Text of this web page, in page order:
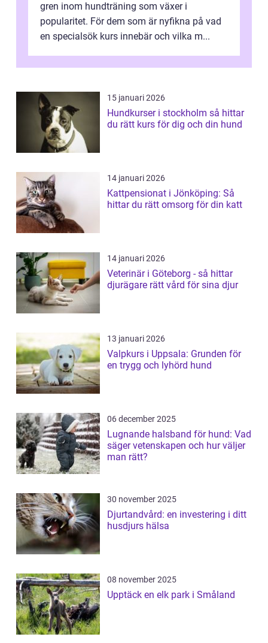
gren inom hundträning som växer i
popularitet. För dem som är nyfikna på vad
en specialsök kurs innebär och vilka m...
15 januari 2026
Hundkurser i stockholm så hittar
du rätt kurs för dig och din hund
14 januari 2026
Kattpensionat i Jönköping: Så
hittar du rätt omsorg för din katt
14 januari 2026
Veterinär i Göteborg - så hittar
djurägare rätt vård för sina djur
13 januari 2026
Valpkurs i Uppsala: Grunden för
en trygg och lyhörd hund
06 december 2025
Lugnande halsband för hund: Vad
säger vetenskapen och hur väljer
man rätt?
30 november 2025
Djurtandvård: en investering i ditt
husdjurs hälsa
08 november 2025
Upptäck en elk park i Småland